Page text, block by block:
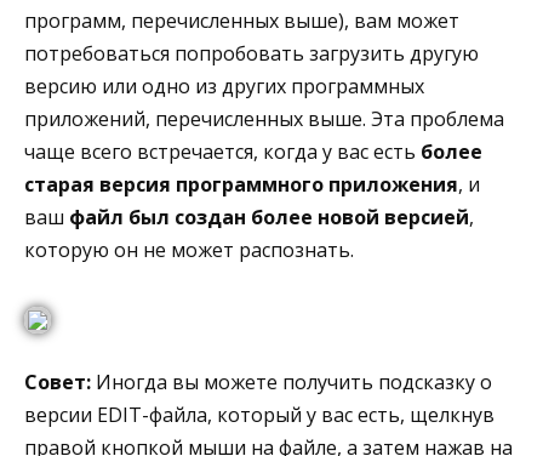
программ, перечисленных выше), вам может
потребоваться попробовать загрузить другую
версию или одно из других программных
приложений, перечисленных выше. Эта проблема
чаще всего встречается, когда у вас есть более
старая версия программного приложения, и
ваш файл был создан более новой версией,
которую он не может распознать.
Совет: Иногда вы можете получить подсказку о
версии EDIT-файла, который у вас есть, щелкнув
правой кнопкой мыши на файле, а затем нажав на